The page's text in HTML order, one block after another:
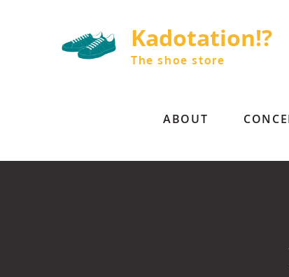
Kadotation!?
The shoe store
ABOUT